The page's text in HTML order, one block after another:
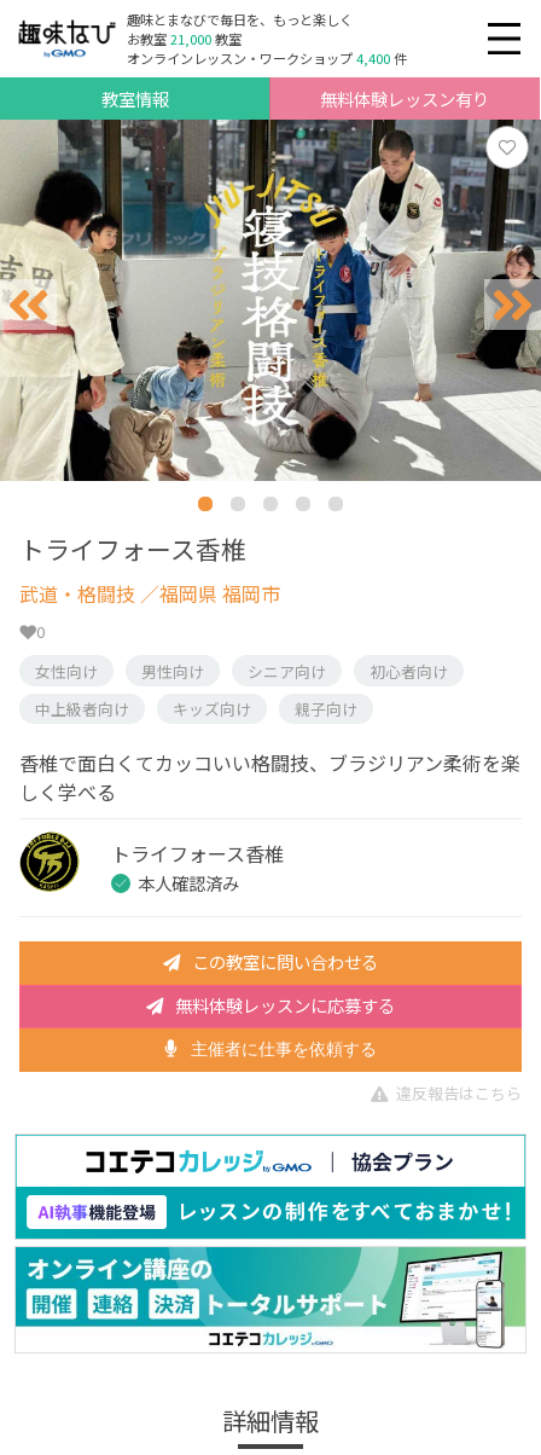
趣味とまなびで毎日を、もっと楽しく
お教室21,000教室
オンラインレッスン・ワークショップ4,400件
教室情報 無料体験レッスン有り
トライフォース香椎
武道・格闘技 ／福岡県 福岡市
0
女性向け
男性向け シニア向け
初心者向け
中上級者向け
キッズ向け 親子向け
香椎で面白くてカッコいい格闘技、ブラジリアン柔術を楽
しく学べる
トライフォース香椎
本人確認済み
この教室に問い合わせる
無料体験レッスンに応募する
主催者に仕事を依頼する
違反報告はこちら
詳細情報